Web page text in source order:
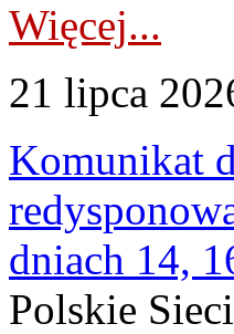
Więcej...
21 lipca
Komunikat
dniach 14,
Polskie